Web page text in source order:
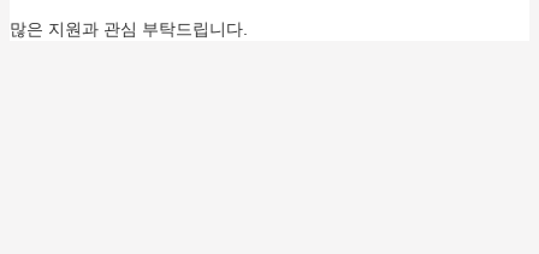
많은 지원과 관심 부탁드립니다.